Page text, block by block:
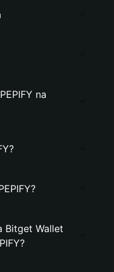
na
Bitget Wallet